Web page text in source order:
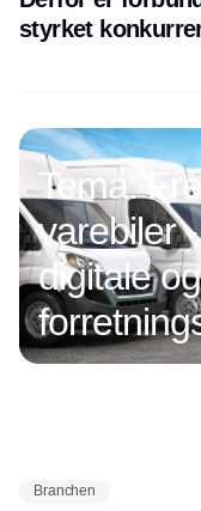
styrket
Tema:
varebiler
digitale
Branchen